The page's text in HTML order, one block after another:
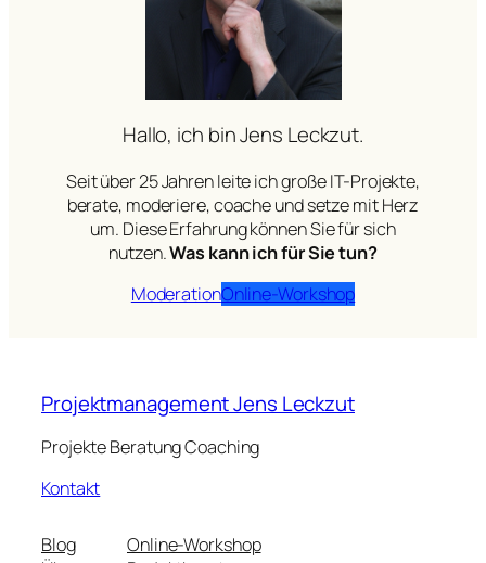
Hallo, ich bin Jens Leckzut.
Seit über 25 Jahren leite ich große IT-Projekte,
berate, moderiere, coache und setze mit Herz
um. Diese Erfahrung können Sie für sich
nutzen.Was kann ich für Sie tun?
ModerationOnline-Workshop
Projektmanagement Jens Leckzut
Projekte Beratung Coaching
Kontakt
Blog
Online-Workshop